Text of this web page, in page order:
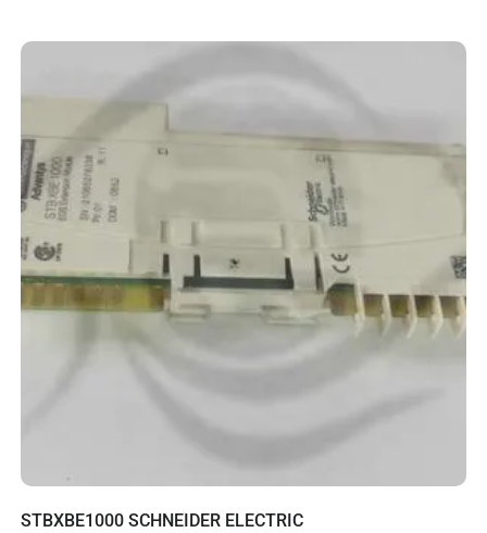
STBXBE1000 SCHNEIDER ELECTRIC